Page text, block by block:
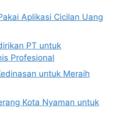
Aplikasi Cicilan Uang
PT untuk
Profesional
untuk Meraih
Kota Nyaman untuk